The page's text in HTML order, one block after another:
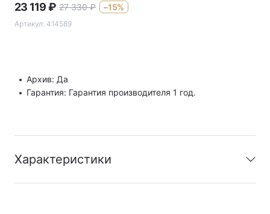
23 119₽ 27 330 ₽ –15%
Артикул: 414589
Архив: Да
Гарантия: Гарантия производителя 1 год.
Характеристики